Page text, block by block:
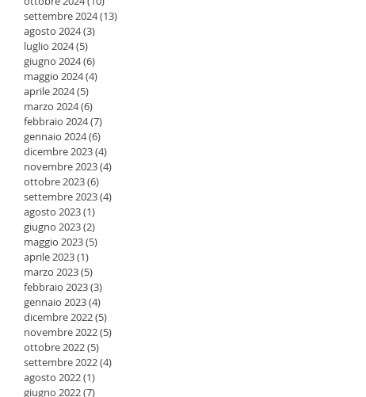
settembre 2024(13)
agosto 2024(3)
luglio 2024(5)
giugno 2024(6)
maggio 2024(4)
aprile 2024(5)
marzo 2024(6)
febbraio 2024(7)
gennaio 2024(6)
dicembre 2023(4)
novembre 2023(4)
ottobre 2023(6)
settembre 2023(4)
agosto 2023(1)
giugno 2023(2)
maggio 2023(5)
aprile 2023(1)
marzo 2023(5)
febbraio 2023(3)
gennaio 2023(4)
dicembre 2022(5)
novembre 2022(5)
ottobre 2022(5)
settembre 2022(4)
agosto 2022(1)
giugno 2022(7)